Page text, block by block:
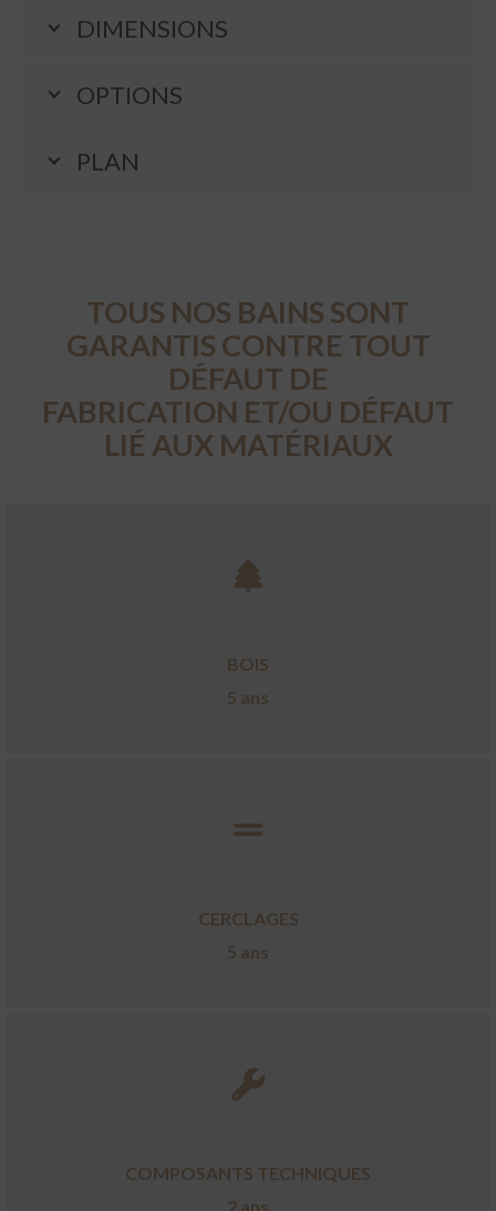
DIMENSIONS
OPTIONS
PLAN
TOUS NOS BAINS SONT
GARANTIS CONTRE TOUT
DÉFAUT DE
FABRICATION ET/OU DÉFAUT
LIÉ AUX MATÉRIAUX
BOIS
5 ans
CERCLAGES
5 ans
COMPOSANTS TECHNIQUES
2 ans